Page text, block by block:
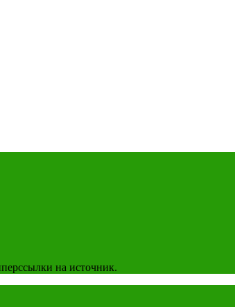
на источник.